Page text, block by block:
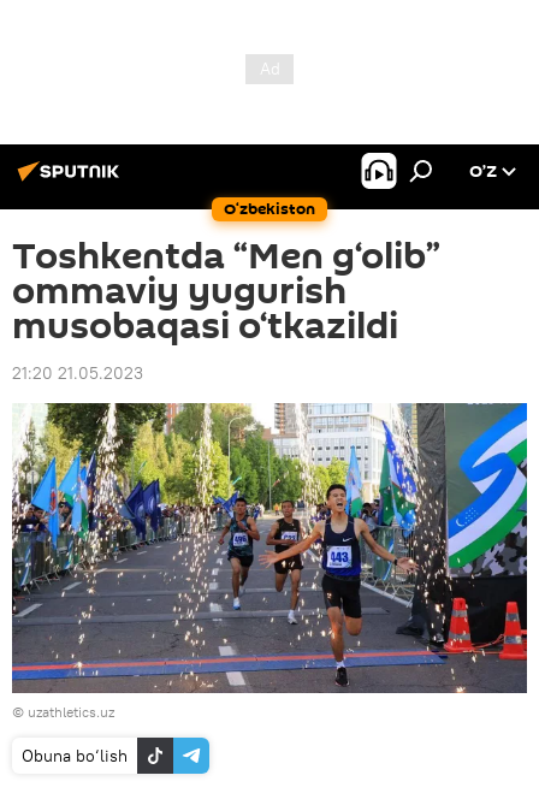
O‘zbekiston
O’Z
Toshkentda “Men g‘olib”
ommaviy yugurish
musobaqasi o‘tkazildi
21:20 21.05.2023
© uzathletics.uz
Obuna bo‘lish